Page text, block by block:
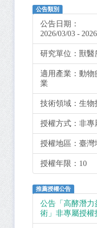
公告類別
公告日期：
2026/03/03 -
研究單位： 獸醫
適用產業： 動物
業
技術領域： 生物
授權方式： 非專
授權地區： 臺灣
授權年限： 10
推薦授權公告
公告「高酵潛
術」非專屬授權